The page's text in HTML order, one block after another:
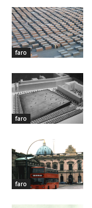
faro
faro
faro